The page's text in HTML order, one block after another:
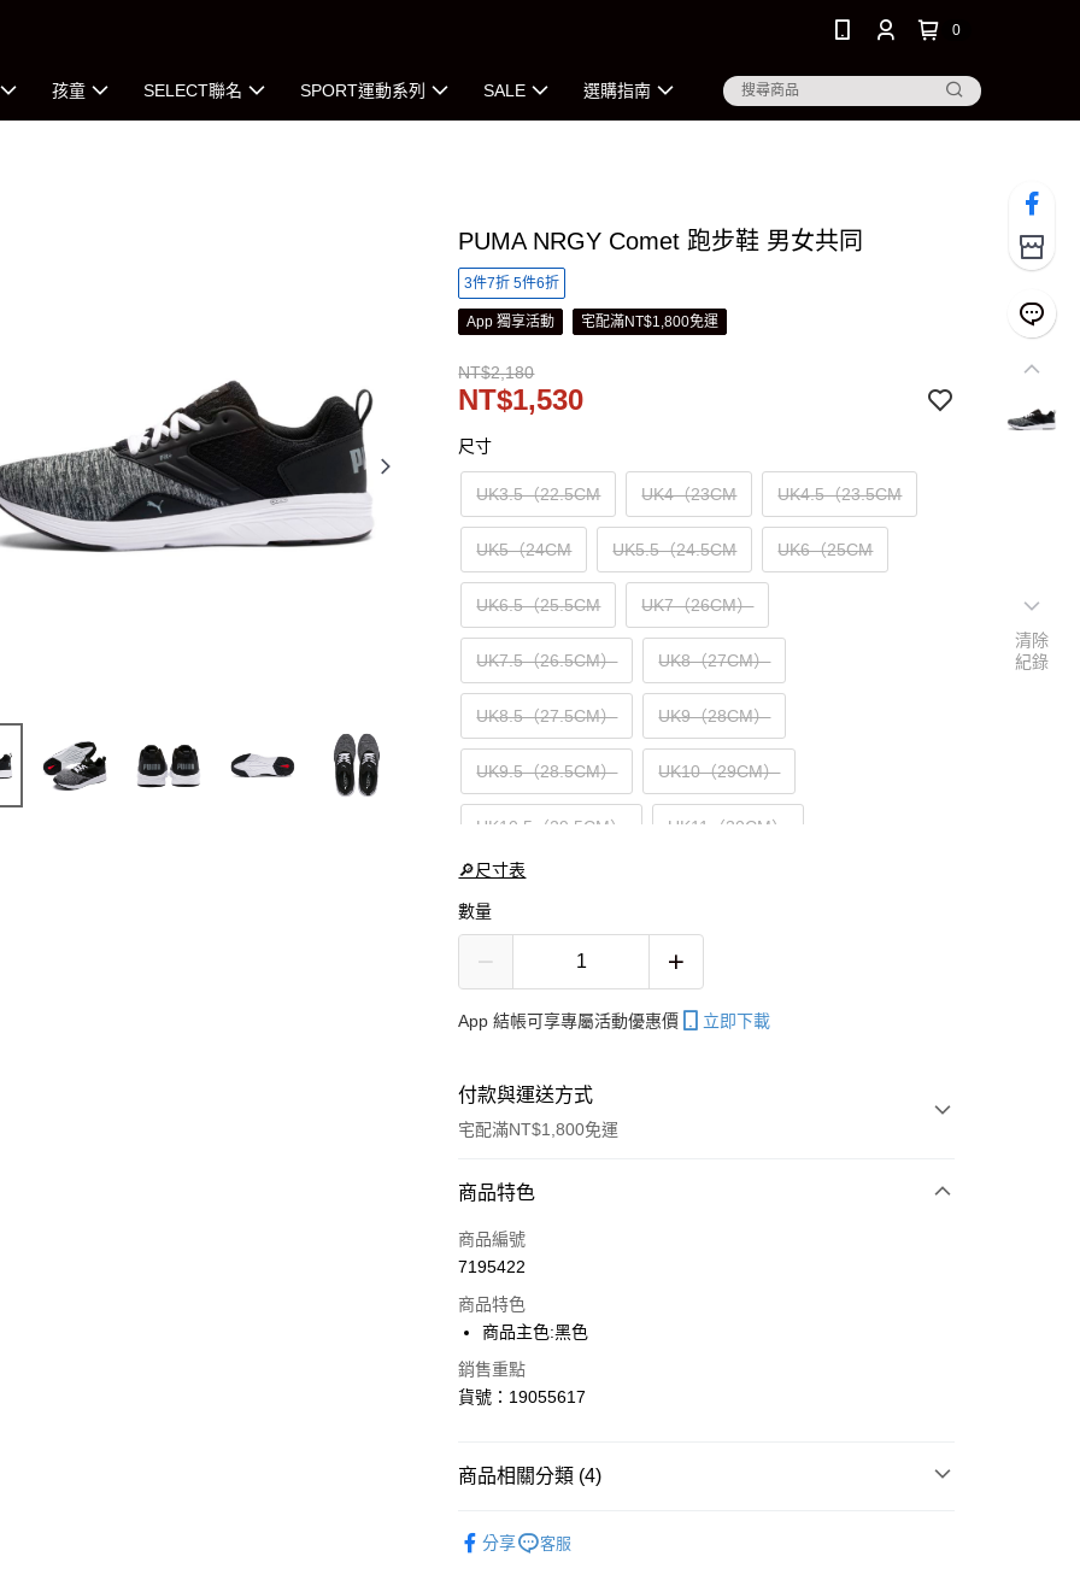
0
孩童 SELECT聯名 SPORT運動系列 SALE 選購指南
PUMA NRGY Comet 跑步鞋 男女共同
3件7折 5件6折
App 獨享活動 宅配滿NT$1,800免運
NT$2,180
NT$1,530
尺寸
UK3.5（22.5CM UK4（23CM UK4.5（23.5CM
UK5（24CM UK5.5（24.5CM UK6（25CM
UK6.5（25.5CM UK7（26CM）
UK7.5（26.5CM） UK8（27CM）
UK8.5（27.5CM） UK9（28CM）
UK9.5（28.5CM） UK10（29CM）
UK10.5（29.5CM） UK11（30CM）
UK12（31CM）
🔎尺寸表
數量
App 結帳可享專屬活動優惠價 立即下載
付款與運送方式
宅配滿NT$1,800免運
付款方式
信用卡一次付款
Apple Pay
街口支付
運送方式
商品特色
商品編號
7195422
商品特色
商品主色:黑色
銷售重點
貨號：19055617
商品相關分類 (4)
分享 客服
清除
紀錄